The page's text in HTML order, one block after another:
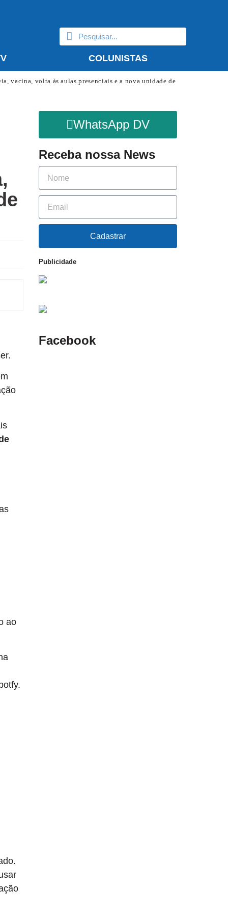
COLUNISTAS
vacina, volta às aulas presenciais e a nova unidade de
ao
WhatsApp DV
Receba nossa News
Cadastrar
Publicidade
Facebook